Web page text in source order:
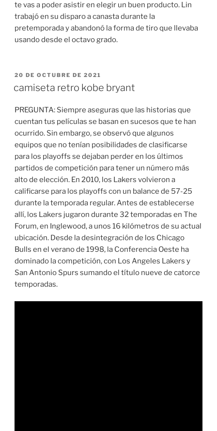
te vas a poder asistir en elegir un buen producto. Lin
trabajó en su disparo a canasta durante la
pretemporada y abandonó la forma de tiro que llevaba
usando desde el octavo grado.
PUBLICADO
20 DE OCTUBRE DE 2021
camiseta retro kobe bryant
PREGUNTA: Siempre aseguras que las historias que
cuentan tus películas se basan en sucesos que te han
ocurrido. Sin embargo, se observó que algunos
equipos que no tenían posibilidades de clasificarse
para los playoffs se dejaban perder en los últimos
partidos de competición para tener un número más
alto de elección. En 2010, los Lakers volvieron a
calificarse para los playoffs con un balance de 57-25
durante la temporada regular. Antes de establecerse
allí, los Lakers jugaron durante 32 temporadas en The
Forum, en Inglewood, a unos 16 kilómetros de su actual
ubicación. Desde la desintegración de los Chicago
Bulls en el verano de 1998, la Conferencia Oeste ha
dominado la competición, con Los Angeles Lakers y
San Antonio Spurs sumando el título nueve de catorce
temporadas.